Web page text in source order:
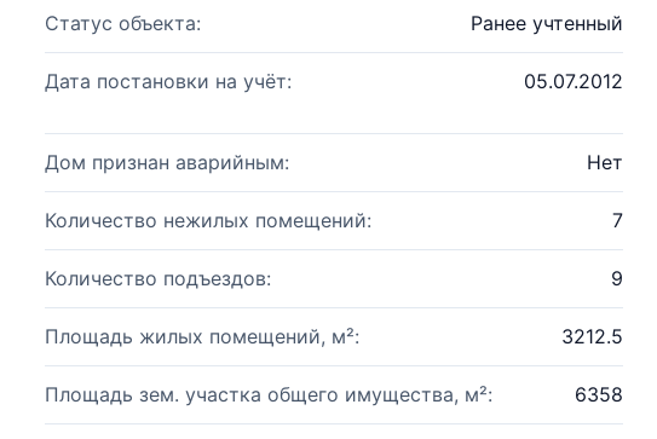
Статус объекта: Ранее учтенный
Дата постановки на учёт: 05.07.2012
Дом признан аварийным: Нет
Количество нежилых помещений: 7
Количество подъездов: 9
Площадь жилых помещений, м²: 3212.5
Площадь зем. участка общего имущества, м²: 6358